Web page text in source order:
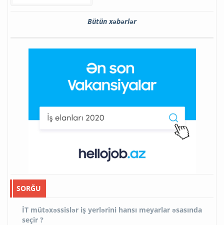
Bütün xəbərlər
SORĞU
İT mütəxəssislər iş yerlərini hansı meyarlar əsasında
seçir ?